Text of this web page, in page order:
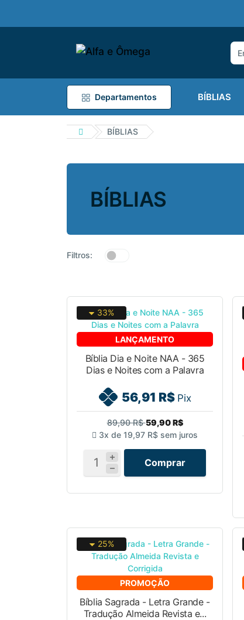
Departamentos BÍBLIAS
BÍBLIAS
BÍBLIAS
Filtros:
LANÇAMENTO
33%
Bíblia Dia e Noite NAA - 365
Dias e Noites com a Palavra
56,91 R$ Pix
89,90 R$59,90 R$
3x de 19,97 R$ sem juros
Comprar
PROMOÇÃO
25%
Bíblia Sagrada - Letra Grande -
Tradução Almeida Revista e...